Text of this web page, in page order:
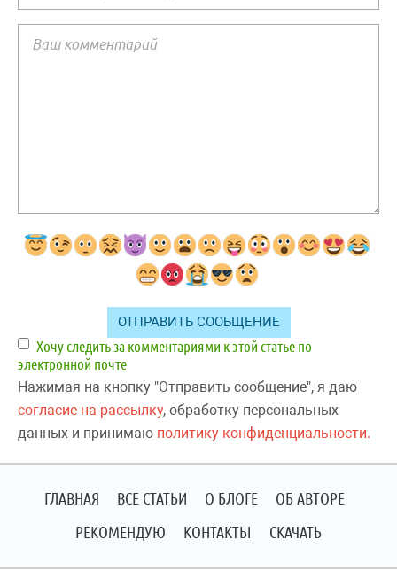
Хочу следить за комментариями к этой статье по
электронной почте
Нажимая на кнопку "Отправить сообщение", я даю
согласие на рассылку, обработку персональных
данных и принимаю политику конфиденциальности.
ГЛАВНАЯ ВСЕ СТАТЬИ О БЛОГЕ
ОБ АВТОРЕ
РЕКОМЕНДУЮ
КОНТАКТЫ СКАЧАТЬ